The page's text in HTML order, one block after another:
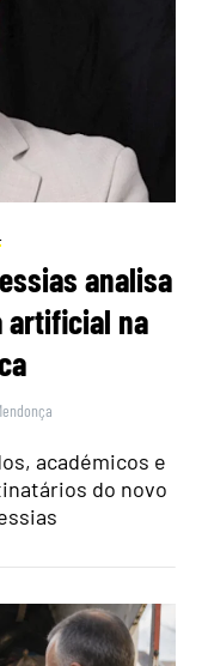
analisa
artificial na
académicos e
do novo